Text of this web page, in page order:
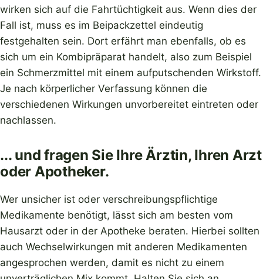
wirken sich auf die Fahrtüchtigkeit aus. Wenn dies der
Fall ist, muss es im Beipackzettel eindeutig
festgehalten sein. Dort erfährt man ebenfalls, ob es
sich um ein Kombipräparat handelt, also zum Beispiel
ein Schmerzmittel mit einem aufputschenden Wirkstoff.
Je nach körperlicher Verfassung können die
verschiedenen Wirkungen unvorbereitet eintreten oder
nachlassen.
... und fragen Sie Ihre Ärztin, Ihren Arzt
oder Apotheker.
Wer unsicher ist oder verschreibungspflichtige
Medikamente benötigt, lässt sich am besten vom
Hausarzt oder in der Apotheke beraten. Hierbei sollten
auch Wechselwirkungen mit anderen Medikamenten
angesprochen werden, damit es nicht zu einem